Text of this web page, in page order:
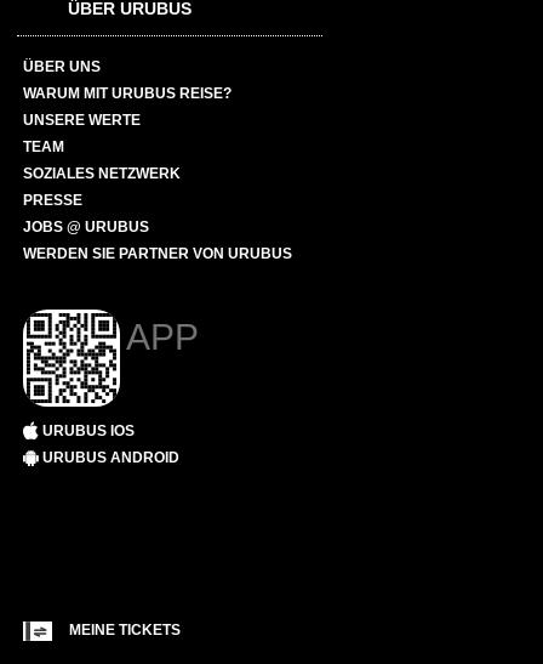
ÜBER URUBUS
ÜBER UNS
WARUM MIT URUBUS REISE?
UNSERE WERTE
TEAM
SOZIALES NETZWERK
PRESSE
JOBS @ URUBUS
WERDEN SIE PARTNER VON URUBUS
APP
URUBUS IOS
URUBUS ANDROID
MEINE TICKETS